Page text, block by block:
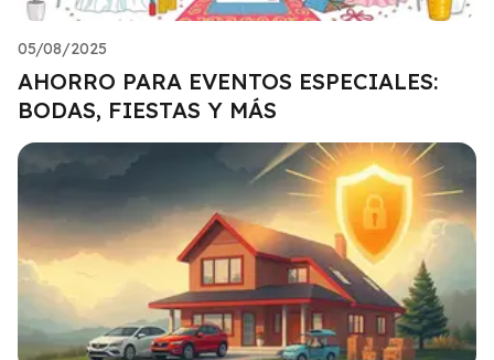
05/08/2025
AHORRO PARA EVENTOS ESPECIALES:
BODAS, FIESTAS Y MÁS